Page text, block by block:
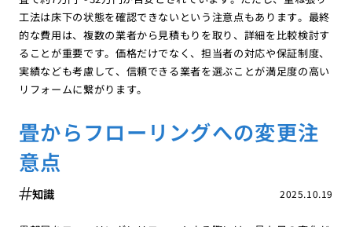
工法は床下の状態を確認できないという注意点もあります。最終
的な費用は、複数の業者から見積もりを取り、詳細を比較検討す
ることが重要です。価格だけでなく、担当者の対応や保証制度、
実績なども考慮して、信頼できる業者を選ぶことが満足度の高い
リフォームに繋がります。
畳からフローリングへの変更注
意点
2025.10.19
知識